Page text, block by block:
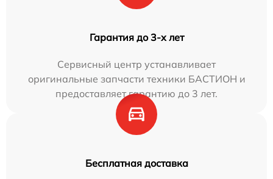
Гарантия до 3-х лет
Сервисный центр устанавливает
оригинальные запчасти техники БАСТИОН и
предоставляет гарантию до 3 лет.
Бесплатная доставка